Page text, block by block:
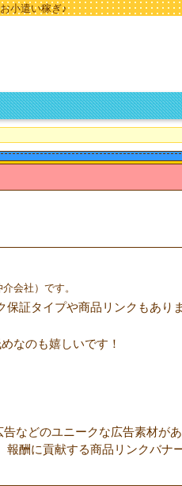
小遣い稼ぎ♪
会社）です。
証タイプや商品リンクもあり
なのも嬉しいです！
などのユニークな広告素材が
報酬に貢献する商品リンクバナ